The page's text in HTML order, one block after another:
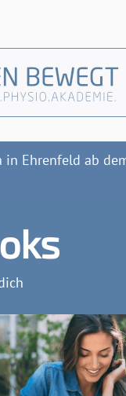
in Ehrenfeld ab